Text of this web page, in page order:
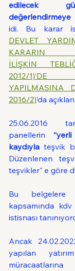
edilecek
değerlendirmeye
idi. Bu karar
DEVLET
KARARIN
İLİŞKİN
2012/
YAPILMASINA
2016/2)’da
25.06.2016
panellerin
kaydıyla teşvik
Düzenlenen
teşvikler" e göre
Bu belgelere
kapsamında
istisnası
Ancak
yapılan